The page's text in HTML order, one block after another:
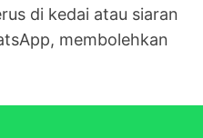
di kedai atau siaran
membolehkan